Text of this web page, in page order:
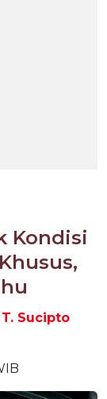
Kondisi
T. Sucipto